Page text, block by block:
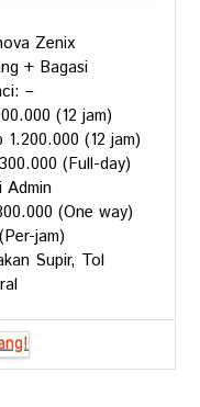
Zenix
+ Bagasi
–
(12 jam)
(12 jam)
(Full-day)
(One way)
jam)
Supir, Tol